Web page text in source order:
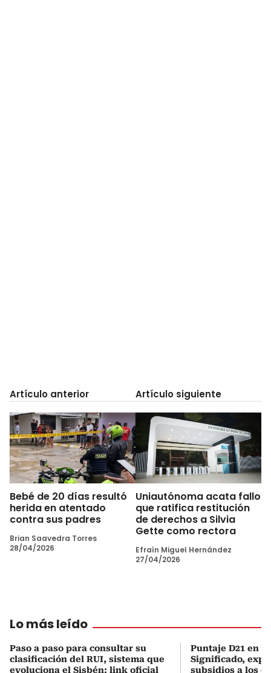
Artículo anterior
Bebé de 20 días resultó
herida en atentado
contra sus padres
Brian Saavedra Torres
28/04/2026
Artículo siguiente
Uniautónoma acata fallo
que ratifica restitución
de derechos a Silvia
Gette como rectora
Efraín Miguel Hernández
27/04/2026
Lo más leído
Paso a paso para consultar su
clasificación del RUI, sistema que
evoluciona el Sisbén: link oficial
Puntaje D21 en
Significado,
subsidios a los